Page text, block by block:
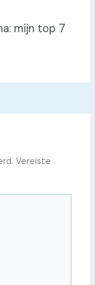
mijn top 7
Vereiste